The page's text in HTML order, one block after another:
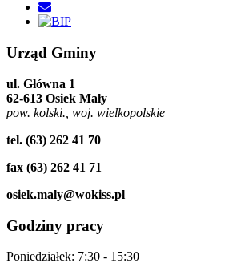
Urząd Gminy
ul. Główna 1
62-613 Osiek Mały
pow. kolski., woj. wielkopolskie
tel. (63) 262 41 70
fax (63) 262 41 71
osiek.maly@wokiss.pl
Godziny pracy
Poniedziałek: 7:30 - 15:30